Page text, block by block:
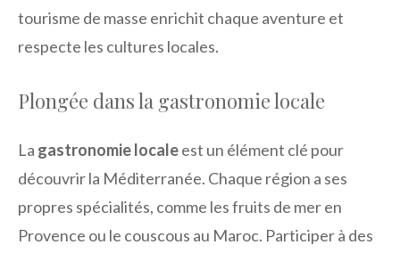
tourisme de masse enrichit chaque aventure et
respecte les cultures locales.
Plongée dans la gastronomie locale
La gastronomie localeest un élément clé pour
découvrir la Méditerranée. Chaque région a ses
propres spécialités, comme les fruits de mer en
Provence ou le couscous au Maroc. Participer à des